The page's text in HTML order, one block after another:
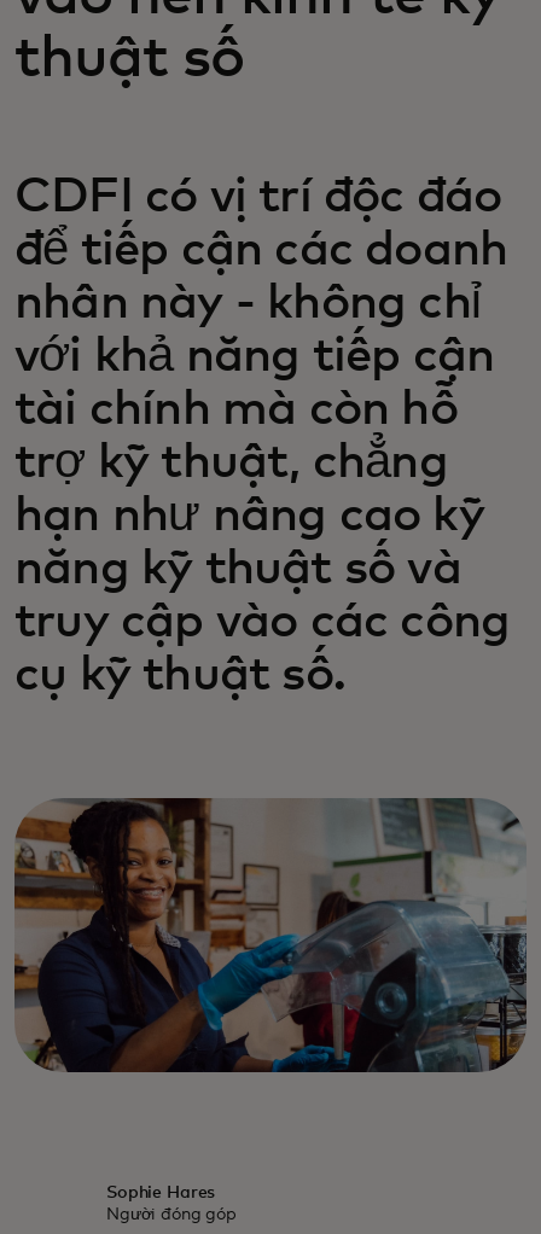
thuật số
CDFI có vị trí độc đáo
để tiếp cận các doanh
nhân này - không chỉ
với khả năng tiếp cận
tài chính mà còn hỗ
trợ kỹ thuật, chẳng
hạn như nâng cao kỹ
năng kỹ thuật số và
truy cập vào các công
cụ kỹ thuật số.
Sophie Hares
Người đóng góp